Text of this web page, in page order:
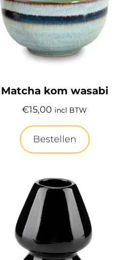
Matcha kom wasabi
€15,00 incl BTW
Bestellen